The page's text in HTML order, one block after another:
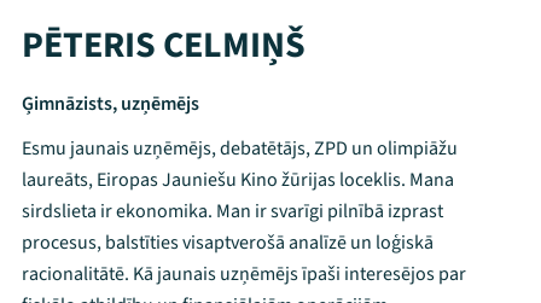
PĒTERIS CELMIŅŠ
Ģimnāzists, uzņēmējs
Esmu jaunais uzņēmējs, debatētājs, ZPD un olimpiāžu
laureāts, Eiropas Jauniešu Kino žūrijas loceklis. Mana
sirdslieta ir ekonomika. Man ir svarīgi pilnībā izprast
procesus, balstīties visaptverošā analīzē un loģiskā
racionalitātē. Kā jaunais uzņēmējs īpaši interesējos par